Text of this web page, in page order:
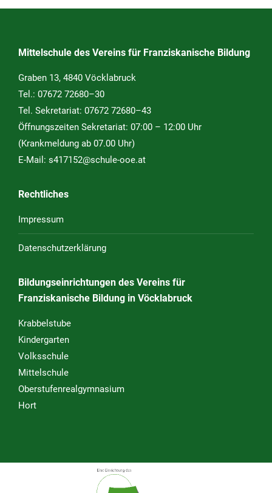
Mittelschule des Vereins für Franziskanische Bildung
Graben 13, 4840 Vöcklabruck
Tel.: 07672 72680–30
Tel. Sekretariat: 07672 72680–43
Öffnungszeiten Sekretariat: 07:00 – 12:00 Uhr
(Krankmeldung ab 07.00 Uhr)
E-Mail: s417152@schule-ooe.at
Rechtliches
Impressum
Datenschutzerklärung
Bildungseinrichtungen des Vereins für
Franziskanische Bildung in Vöcklabruck
Krabbelstube
Kindergarten
Volksschule
Mittelschule
Oberstufenrealgymnasium
Hort